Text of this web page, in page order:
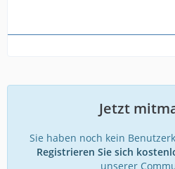
Jetzt
Sie haben noch kein
Registrieren Sie sich
unserer